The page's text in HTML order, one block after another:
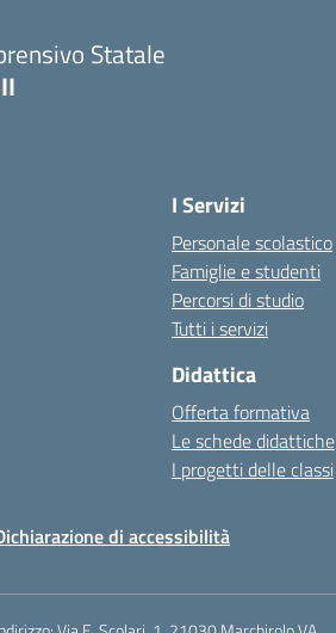
Statale
I Servizi
Personale scolastico
Famiglie e studenti
Percorsi di studio
Tutti i servizi
Didattica
Offerta formativa
Le schede didattiche
I progetti delle classi
di accessibilità